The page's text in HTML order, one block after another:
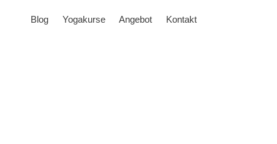
Blog Yogakurse Angebot Kontakt